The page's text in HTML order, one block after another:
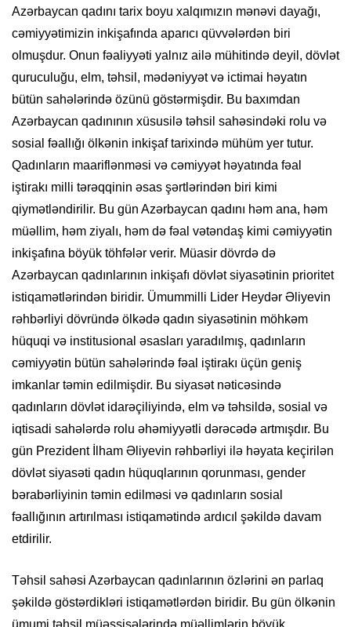
Azərbaycan qadını tarix boyu xalqımızın mənəvi dayağı,
cəmiyyətimizin inkişafında aparıcı qüvvələrdən biri
olmuşdur. Onun fəaliyyəti yalnız ailə mühitində deyil, dövlət
quruculuğu, elm, təhsil, mədəniyyət və ictimai həyatın
bütün sahələrində özünü göstərmişdir. Bu baxımdan
Azərbaycan qadınının xüsusilə təhsil sahəsindəki rolu və
sosial fəallığı ölkənin inkişaf tarixində mühüm yer tutur.
Qadınların maariflənməsi və cəmiyyət həyatında fəal
iştirakı milli tərəqqinin əsas şərtlərindən biri kimi
qiymətləndirilir. Bu gün Azərbaycan qadını həm ana, həm
müəllim, həm ziyalı, həm də fəal vətəndaş kimi cəmiyyətin
inkişafına böyük töhfələr verir. Müasir dövrdə də
Azərbaycan qadınlarının inkişafı dövlət siyasətinin prioritet
istiqamətlərindən biridir. Ümummilli Lider Heydər Əliyevin
rəhbərliyi dövründə ölkədə qadın siyasətinin möhkəm
hüquqi və institusional əsasları yaradılmış, qadınların
cəmiyyətin bütün sahələrində fəal iştirakı üçün geniş
imkanlar təmin edilmişdir. Bu siyasət nəticəsində
qadınların dövlət idarəçiliyində, elm və təhsildə, sosial və
iqtisadi sahələrdə rolu əhəmiyyətli dərəcədə artmışdır. Bu
gün Prezident İlham Əliyevin rəhbərliyi ilə həyata keçirilən
dövlət siyasəti qadın hüquqlarının qorunması, gender
bərabərliyinin təmin edilməsi və qadınların sosial
fəallığının artırılması istiqamətində ardıcıl şəkildə davam
etdirilir.
Təhsil sahəsi Azərbaycan qadınlarının özlərini ən parlaq
şəkildə göstərdikləri istiqamətlərdən biridir. Bu gün ölkənin
ümumi təhsil müəssisələrində müəllimlərin böyük